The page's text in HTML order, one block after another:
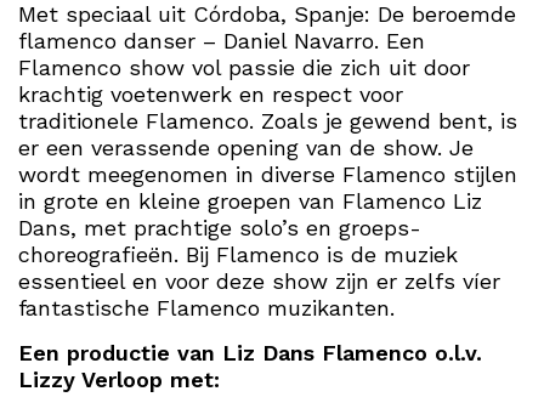
Met speciaal uit Córdoba, Spanje: De beroemde
flamenco danser – Daniel Navarro. Een
Flamenco show vol passie die zich uit door
krachtig voetenwerk en respect voor
traditionele Flamenco. Zoals je gewend bent, is
er een verassende opening van de show. Je
wordt meegenomen in diverse Flamenco stijlen
in grote en kleine groepen van Flamenco Liz
Dans, met prachtige solo’s en groeps-
choreografieën. Bij Flamenco is de muziek
essentieel en voor deze show zijn er zelfs víer
fantastische Flamenco muzikanten.
Een productie van Liz Dans Flamenco o.l.v.
Lizzy Verloop met: